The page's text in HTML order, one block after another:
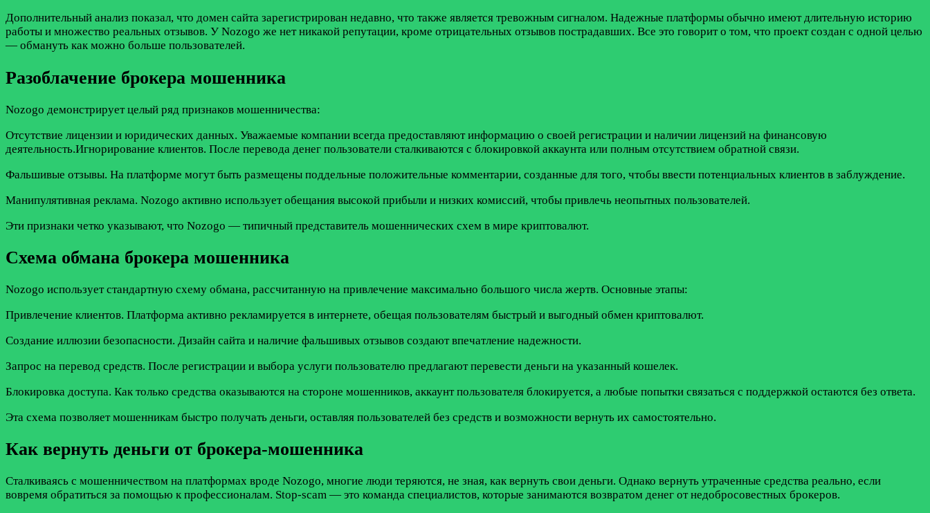
Дополнительный анализ показал, что домен сайта зарегистрирован недавно, что также является тревожным сигналом. Надежные платформы обычно имеют длительную историю
работы и множество реальных отзывов. У Nozogo же нет никакой репутации, кроме отрицательных отзывов пострадавших. Все это говорит о том, что проект создан с одной целью
— обмануть как можно больше пользователей.
Разоблачение брокера мошенника
Nozogo демонстрирует целый ряд признаков мошенничества:
Отсутствие лицензии и юридических данных. Уважаемые компании всегда предоставляют информацию о своей регистрации и наличии лицензий на финансовую
деятельность.Игнорирование клиентов. После перевода денег пользователи сталкиваются с блокировкой аккаунта или полным отсутствием обратной связи.
Фальшивые отзывы. На платформе могут быть размещены поддельные положительные комментарии, созданные для того, чтобы ввести потенциальных клиентов в заблуждение.
Манипулятивная реклама. Nozogo активно использует обещания высокой прибыли и низких комиссий, чтобы привлечь неопытных пользователей.
Эти признаки четко указывают, что Nozogo — типичный представитель мошеннических схем в мире криптовалют.
Схема обмана брокера мошенника
Nozogo использует стандартную схему обмана, рассчитанную на привлечение максимально большого числа жертв. Основные этапы:
Привлечение клиентов. Платформа активно рекламируется в интернете, обещая пользователям быстрый и выгодный обмен криптовалют.
Создание иллюзии безопасности. Дизайн сайта и наличие фальшивых отзывов создают впечатление надежности.
Запрос на перевод средств. После регистрации и выбора услуги пользователю предлагают перевести деньги на указанный кошелек.
Блокировка доступа. Как только средства оказываются на стороне мошенников, аккаунт пользователя блокируется, а любые попытки связаться с поддержкой остаются без ответа.
Эта схема позволяет мошенникам быстро получать деньги, оставляя пользователей без средств и возможности вернуть их самостоятельно.
Как вернуть деньги от брокера-мошенника
Сталкиваясь с мошенничеством на платформах вроде Nozogo, многие люди теряются, не зная, как вернуть свои деньги. Однако вернуть утраченные средства реально, если
вовремя обратиться за помощью к профессионалам. Stop-scam — это команда специалистов, которые занимаются возвратом денег от недобросовестных брокеров.